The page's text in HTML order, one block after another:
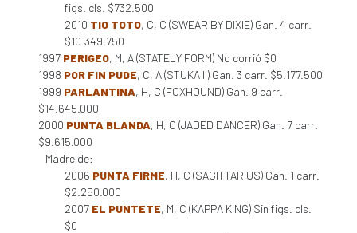
figs. cls. $732.500
2010 TIO TOTO, C, C (SWEAR BY DIXIE) Gan. 4 carr.
$10.349.750
1997 PERIGEO, M, A (STATELY FORM) No corrió $0
1998 POR FIN PUDE, C, A (STUKA II) Gan. 3 carr. $5.177.500
1999 PARLANTINA, H, C (FOXHOUND) Gan. 9 carr.
$14.645.000
2000 PUNTA BLANDA, H, C (JADED DANCER) Gan. 7 carr.
$9.615.000
Madre de:
2006 PUNTA FIRME, H, C (SAGITTARIUS) Gan. 1 carr.
$2.250.000
2007 EL PUNTETE, M, C (KAPPA KING) Sin figs. cls.
$0